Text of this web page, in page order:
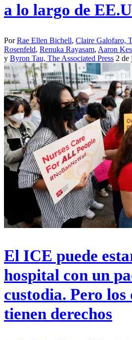
a lo largo de
PorRae Ellen Bichell, Claire Galofaro,
Rosenfeld, Renuka Rayasam, Aaron
y Byron Tau, The Associated Press 2 de
El ICE puede
hospital con un
custodia. Pero los
tienen derechos